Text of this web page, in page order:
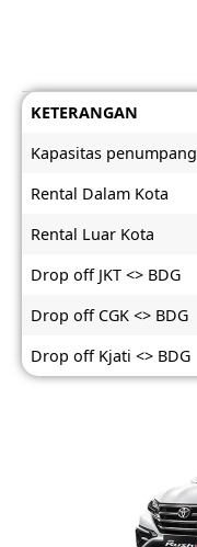
KETERANGAN
Kapasitas penumpang
Rental Dalam Kota
Rental Luar Kota
Drop off JKT <> BDG
Drop off CGK <> BDG
Drop off Kjati <> BDG